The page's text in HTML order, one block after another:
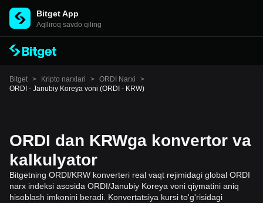
Bitget App
Aqlliroq savdo qiling
Bitget > Kripto narxlari > ORDI Narxi
>
ORDI - Janubiy Koreya voni (ORDI - KRW)
ORDI dan KRWga konvertor va
kalkulyator
Bitgetning ORDI/KRW konverteri real vaqt rejimidagi global ORDI
narx indeksi asosida ORDI/Janubiy Koreya voni qiymatini aniq
hisoblash imkonini beradi. Konvertatsiya kursi to'g'risidagi